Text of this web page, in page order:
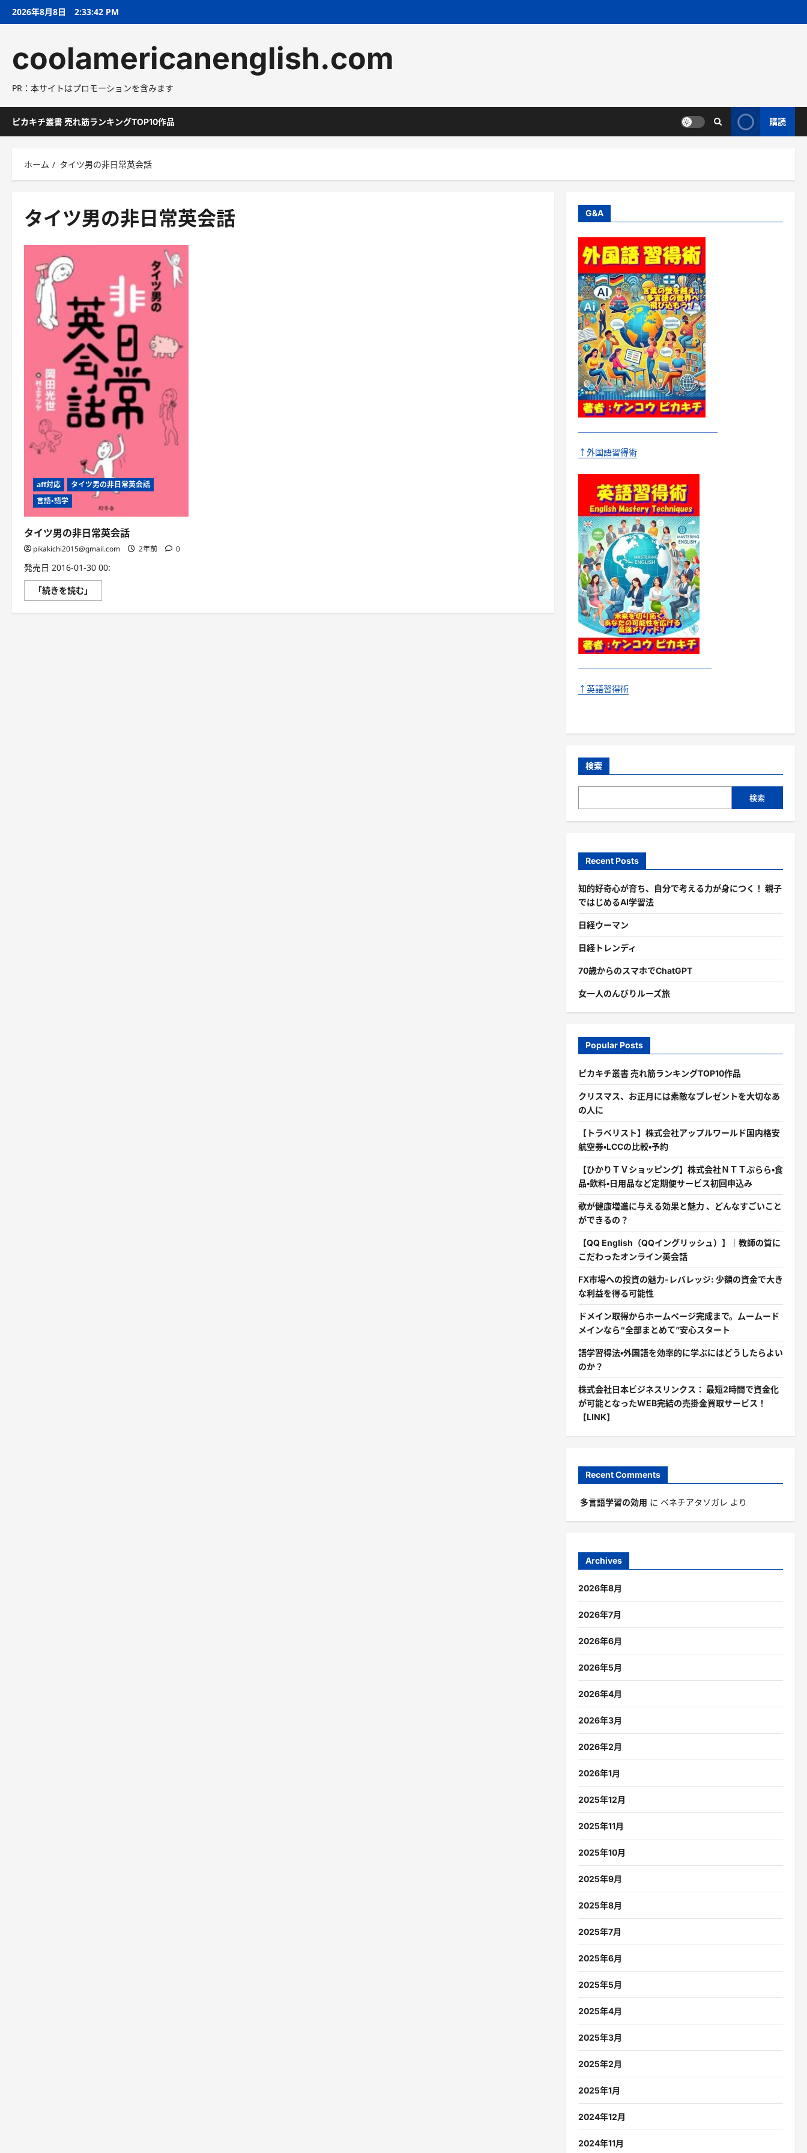
2026年8月8日 2:33:43 PM
coolamericanenglish.com
PR：本サイトはプロモーションを含みます
ピカキチ叢書 売れ筋ランキングTOP10作品 購読
ホーム タイツ男の非日常英会話
タイツ男の非日常英会話
aff対応
タイツ男の非日常英会話
言語・語学
タイツ男の非日常英会話
pikakichi2015@gmail.com 2年前 0
発売日 2016-01-30 00:
「続きを読む」
イ
男
G&A
↑外国語習得術
↑英語習得術
検索
検索
Recent Posts
知的好奇心が育ち、自分で考える力が身につく！ 親子
ではじめるAI学習法
日経ウーマン
日経トレンディ
70歳からのスマホでChatGPT
女一人のんびりルーズ旅
Popular Posts
ピカキチ叢書 売れ筋ランキングTOP10作品
クリスマス、お正月には素敵なプレゼントを大切なあ
の人に
【トラベリスト】株式会社アップルワールド国内格安
航空券・LCCの比較・予約
【ひかりＴＶショッピング】株式会社ＮＴＴぷらら・食
品・飲料・日用品など定期便サービス初回申込み
歌が健康増進に与える効果と魅力 、どんなすごいこと
ができるの？
【QQ English（QQイングリッシュ）】｜教師の質に
こだわったオンライン英会話
FX市場への投資の魅力-レバレッジ: 少額の資金で大き
な利益を得る可能性
ドメイン取得からホームページ完成まで。ムームード
メインなら“全部まとめて”安心スタート
語学習得法・外国語を効率的に学ぶにはどうしたらよい
のか？
株式会社日本ビジネスリンクス： 最短2時間で資金化
が可能となったWEB完結の売掛金買取サービス！
【LINK】
Recent Comments
多言語学習の効用 に ベネチアタソガレ より
Archives
2026年8月
2026年7月
2026年6月
2026年5月
2026年4月
2026年3月
2026年2月
2026年1月
2025年12月
2025年11月
2025年10月
2025年9月
2025年8月
2025年7月
2025年6月
2025年5月
2025年4月
2025年3月
2025年2月
2025年1月
2024年12月
2024年11月